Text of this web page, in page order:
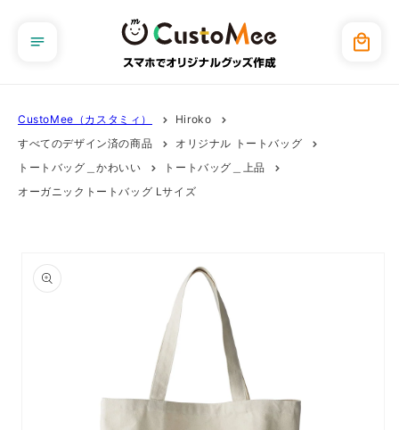
進む
ー
CustoMee（カスタミィ）
Hiroko
すべてのデザイン済の商品
オリジナル トートバッグ
トートバッグ＿かわいい
トートバッグ＿上品
オーガニックトートバッグ Lサイズ
報にス
キップ